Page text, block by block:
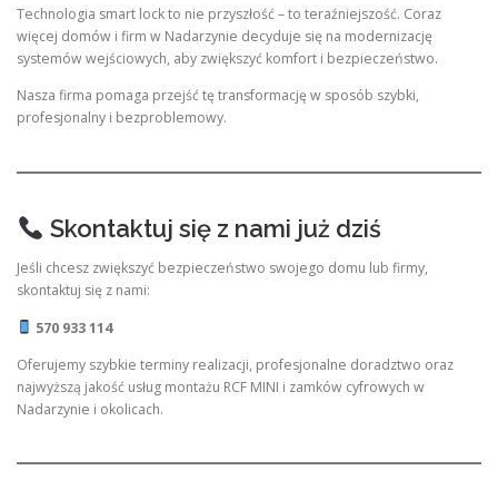
Technologia smart lock to nie przyszłość – to teraźniejszość. Coraz
więcej domów i firm w Nadarzynie decyduje się na modernizację
systemów wejściowych, aby zwiększyć komfort i bezpieczeństwo.
Nasza firma pomaga przejść tę transformację w sposób szybki,
profesjonalny i bezproblemowy.
Skontaktuj się z nami już dziś
Jeśli chcesz zwiększyć bezpieczeństwo swojego domu lub firmy,
skontaktuj się z nami:
570 933 114
Oferujemy szybkie terminy realizacji, profesjonalne doradztwo oraz
najwyższą jakość usług montażu RCF MINI i zamków cyfrowych w
Nadarzynie i okolicach.